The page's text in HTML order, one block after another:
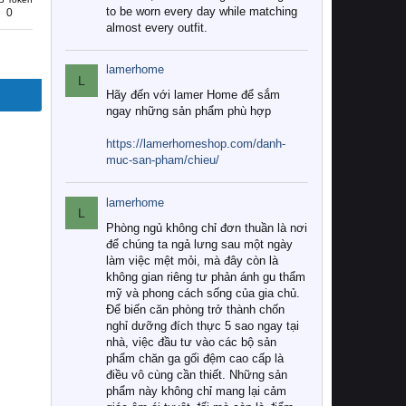
0
to be worn every day while matching
almost every outfit.
L
lamerhome
Hãy đến với lamer Home để sắm
ngay những sản phẩm phù hợp
https://lamerhomeshop.com/danh-
muc-san-pham/chieu/
L
lamerhome
Phòng ngủ không chỉ đơn thuần là nơi
để chúng ta ngả lưng sau một ngày
làm việc mệt mỏi, mà đây còn là
không gian riêng tư phản ánh gu thẩm
mỹ và phong cách sống của gia chủ.
Để biến căn phòng trở thành chốn
nghỉ dưỡng đích thực 5 sao ngay tại
nhà, việc đầu tư vào các bộ sản
phẩm chăn ga gối đệm cao cấp là
điều vô cùng cần thiết. Những sản
phẩm này không chỉ mang lại cảm